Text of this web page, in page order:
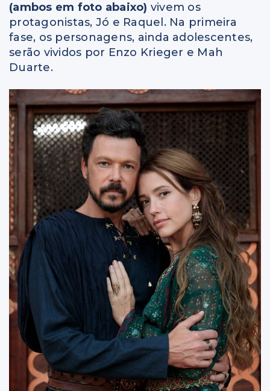
(ambos em foto abaixo) vivem os
protagonistas, Jó e Raquel. Na primeira
fase, os personagens, ainda adolescentes,
serão vividos por Enzo Krieger e Mah
Duarte.